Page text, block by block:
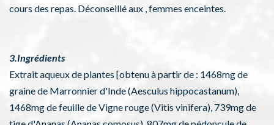
cours des repas. Déconseillé aux , femmes enceintes.
3.Ingrédients
Extrait aqueux de plantes [obtenu à partir de : 1468mg de
graine de Marronnier d'Inde (Aesculus hippocastanum),
1468mg de feuille de Vigne rouge (Vitis vinifera), 739mg de